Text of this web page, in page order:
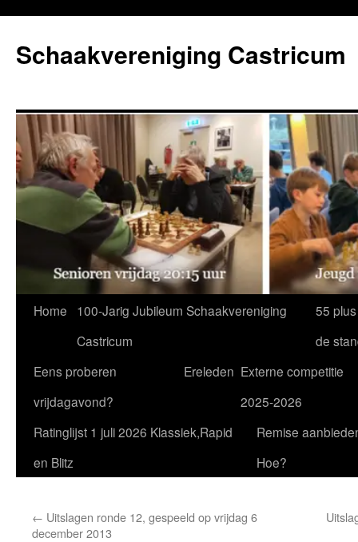
de
inhoud
Schaakvereniging Castricum
Home
100-Jarig Jubileum Schaakvereniging
Castricum
55
de
Eens proberen
vrijdagavond?
Ereleden Externe competitie
2025-2026
Ratinglijst 1 juli 2026 Klassiek,Rapid
en Blitz
Remise
Hoe?
← Uitslagen ronde 12, gespeeld op vrijdag 6
december 2013